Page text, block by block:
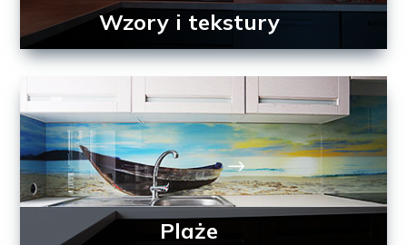
Wzory i tekstury
Plaże